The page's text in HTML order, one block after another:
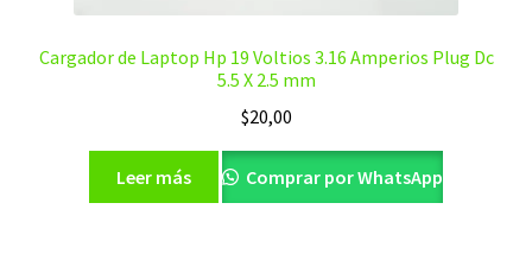
Cargador de Laptop Hp 19 Voltios 3.16 Amperios Plug Dc
5.5 X 2.5 mm
$20,00
Leer más Comprar por WhatsApp